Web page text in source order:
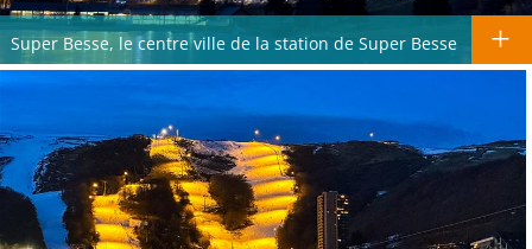
Super Besse, le centre ville de la station de Super Besse